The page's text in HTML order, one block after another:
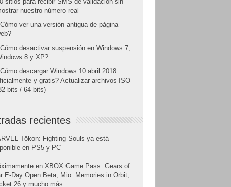
nuestro número real
ver una versión antigua de página
desactivar suspensión en Windows 7,
8 y XP?
descargar Windows 10 abril 2018
y gratis? Actualizar archivos ISO
bits / 64 bits)
recientes
Tōkon: Fighting Souls ya está
en PS5 y PC
en XBOX Game Pass: Gears of
E-Day Open Beta, Mio: Memories in Orbit,
26 y mucho más